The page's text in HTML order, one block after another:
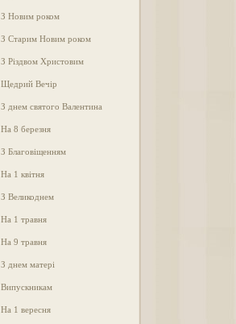
З Новим роком
З Старим Новим роком
З Різдвом Христовим
Щедрий Вечір
З днем святого Валентина
На 8 березня
З Благовіщенням
На 1 квітня
З Великоднем
На 1 травня
На 9 травня
З днем матері
Випускникам
На 1 вересня